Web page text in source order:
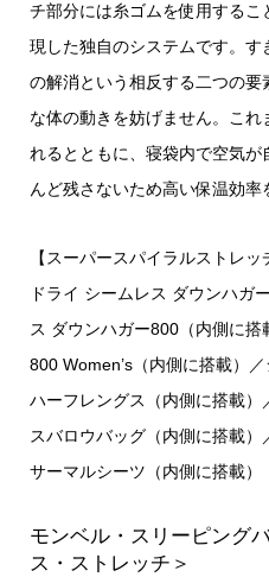
チ部分には糸ゴムを使用する
現した独自のシステムです。
の解消という相反する二つの
な体の動きを妨げません。こ
れるとともに、寝袋内で空気が
んど残さないため高い保温効率
【スーパースパイラルストレッ
ドライ シームレス ダウンハガ
ス ダウンハガー800（内側に
800 Women’s（内側に搭載）
ハーフレングス（内側に搭載
スバロウバッグ（内側に搭載
サーマルシーツ（内側に搭載）
モンベル・スリーピング
ス・ストレッチ＞